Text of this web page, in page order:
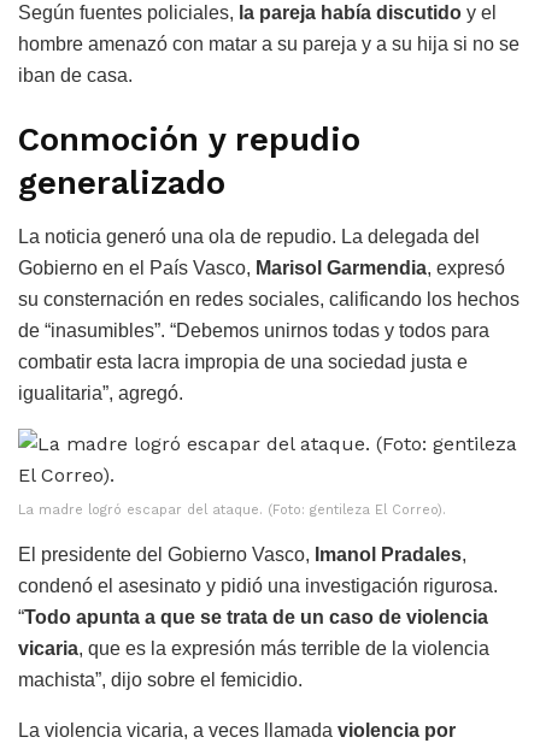
Según fuentes policiales, la pareja había discutido y el
hombre amenazó con matar a su pareja y a su hija si no se
iban de casa.
Conmoción y repudio
generalizado
La noticia generó una ola de repudio. La delegada del
Gobierno en el País Vasco, Marisol Garmendia, expresó
su consternación en redes sociales, calificando los hechos
de “inasumibles”. “Debemos unirnos todas y todos para
combatir esta lacra impropia de una sociedad justa e
igualitaria”, agregó.
La madre logró escapar del ataque. (Foto: gentileza El Correo).
El presidente del Gobierno Vasco, Imanol Pradales,
condenó el asesinato y pidió una investigación rigurosa.
“Todo apunta a que se trata de un caso de violencia
vicaria, que es la expresión más terrible de la violencia
machista”, dijo sobre el femicidio.
La violencia vicaria, a veces llamada violencia por